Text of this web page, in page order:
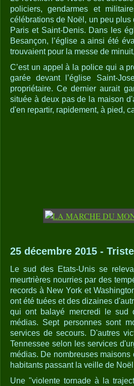
policiers, gendarmes et
célébrations de Noël, un peu plus
Paris et Saint-Denis. Dans les
Besançon, l’église a ainsi été
trouvaient pour la messe de
C’est un appel à la police qui a
garée devant l’église Saint-
propriétaire. Ce dernier aurait
située à deux pas de la maison
d'en repartir, rapidement, à pied,
25 décembre 2015 -
Le sud des Etats-Unis se
meurtrières nourries par des
records à New York et
ont été tuées et des dizaines
qui ont balayé mercredi le sud
médias. Sept personnes sont
services de secours. D'autres
Tennessee selon les services
médias. De nombreuses
habitants passant la veille de
Une "violente tornade à la